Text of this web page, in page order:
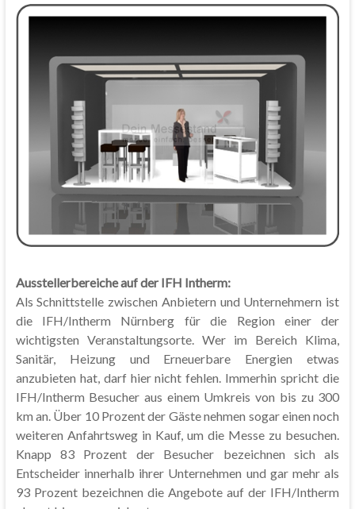
Ausstellerbereiche auf der IFH Intherm:
Als Schnittstelle zwischen Anbietern und Unternehmern ist
die IFH/Intherm Nürnberg für die Region einer der
wichtigsten Veranstaltungsorte. Wer im Bereich Klima,
Sanitär, Heizung und Erneuerbare Energien etwas
anzubieten hat, darf hier nicht fehlen. Immerhin spricht die
IFH/Intherm Besucher aus einem Umkreis von bis zu 300
km an. Über 10 Prozent der Gäste nehmen sogar einen noch
weiteren Anfahrtsweg in Kauf, um die Messe zu besuchen.
Knapp 83 Prozent der Besucher bezeichnen sich als
Entscheider innerhalb ihrer Unternehmen und gar mehr als
93 Prozent bezeichnen die Angebote auf der IFH/Intherm